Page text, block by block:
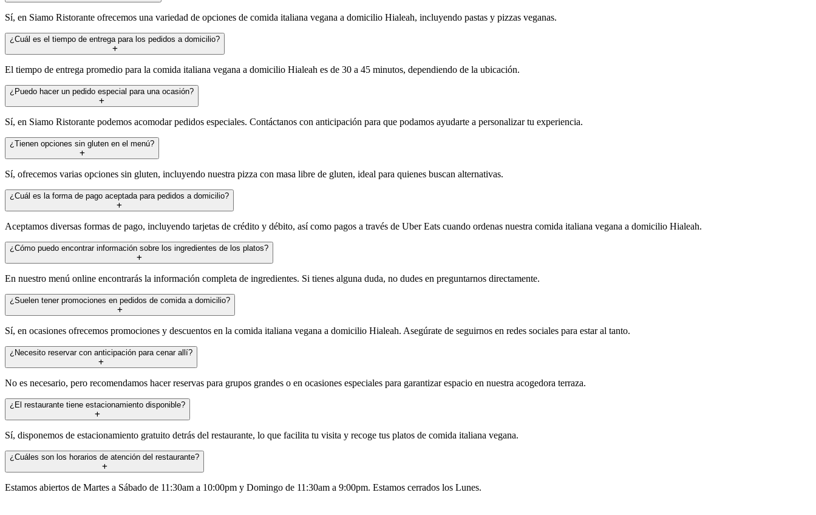
Sí, en Siamo Ristorante ofrecemos una variedad de opciones de comida italiana vegana a domicilio Hialeah, incluyendo pastas y pizzas veganas.
¿Cuál es el tiempo de entrega para los pedidos a domicilio?
El tiempo de entrega promedio para la comida italiana vegana a domicilio Hialeah es de 30 a 45 minutos, dependiendo de la ubicación.
¿Puedo hacer un pedido especial para una ocasión?
Sí, en Siamo Ristorante podemos acomodar pedidos especiales. Contáctanos con anticipación para que podamos ayudarte a personalizar tu experiencia.
¿Tienen opciones sin gluten en el menú?
Sí, ofrecemos varias opciones sin gluten, incluyendo nuestra pizza con masa libre de gluten, ideal para quienes buscan alternativas.
¿Cuál es la forma de pago aceptada para pedidos a domicilio?
Aceptamos diversas formas de pago, incluyendo tarjetas de crédito y débito, así como pagos a través de Uber Eats cuando ordenas nuestra comida italiana vegana a domicilio Hialeah.
¿Cómo puedo encontrar información sobre los ingredientes de los platos?
En nuestro menú online encontrarás la información completa de ingredientes. Si tienes alguna duda, no dudes en preguntarnos directamente.
¿Suelen tener promociones en pedidos de comida a domicilio?
Sí, en ocasiones ofrecemos promociones y descuentos en la comida italiana vegana a domicilio Hialeah. Asegúrate de seguirnos en redes sociales para estar al tanto.
¿Necesito reservar con anticipación para cenar allí?
No es necesario, pero recomendamos hacer reservas para grupos grandes o en ocasiones especiales para garantizar espacio en nuestra acogedora terraza.
¿El restaurante tiene estacionamiento disponible?
Sí, disponemos de estacionamiento gratuito detrás del restaurante, lo que facilita tu visita y recoge tus platos de comida italiana vegana.
¿Cuáles son los horarios de atención del restaurante?
Estamos abiertos de Martes a Sábado de 11:30am a 10:00pm y Domingo de 11:30am a 9:00pm. Estamos cerrados los Lunes.